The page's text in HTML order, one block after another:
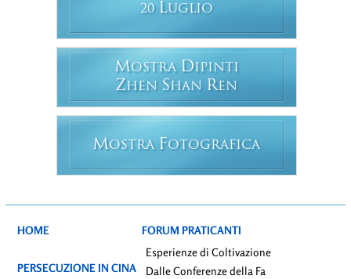
20 LUGLIO
MOSTRA DIPINTI
ZHEN SHAN REN
MOSTRA FOTOGRAFICA
HOME
PERSECUZIONE IN CINA
FORUM PRATICANTI
Esperienze di Coltivazione
Dalle Conferenze della Fa